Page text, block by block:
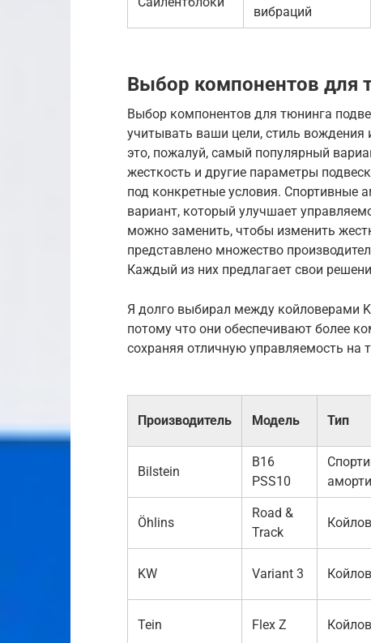
вибраций
Выбор компонентов для
Выбор компонентов для тюнинга
учитывать ваши цели, стиль
это, пожалуй, самый популярный
жесткость и другие параметры
под конкретные условия. Спортивные
вариант, который улучшает
можно заменить, чтобы изменить
представлено множество
Каждый из них предлагает свои
Я долго выбирал между койловерами
потому что они обеспечивают более
сохраняя отличную управляемость на
Производитель Модель Тип
Bilstein
B16
PSS10
Öhlins
Road &
Track
KW Variant 3
Tein Flex Z